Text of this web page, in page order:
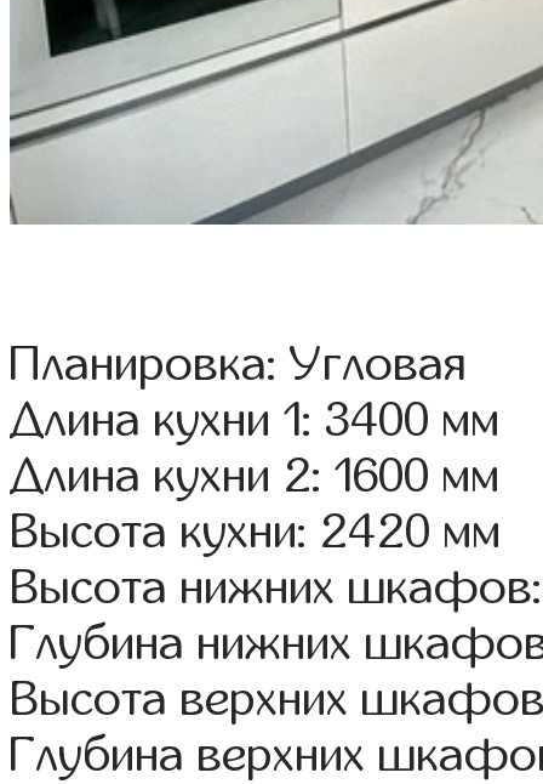
Планировка: Угловая
Длина кухни 1: 3400 мм
Длина кухни 2: 1600 мм
Высота кухни: 2420 мм
Высота нижних
Глубина нижних
Высота верхних
Глубина верхних